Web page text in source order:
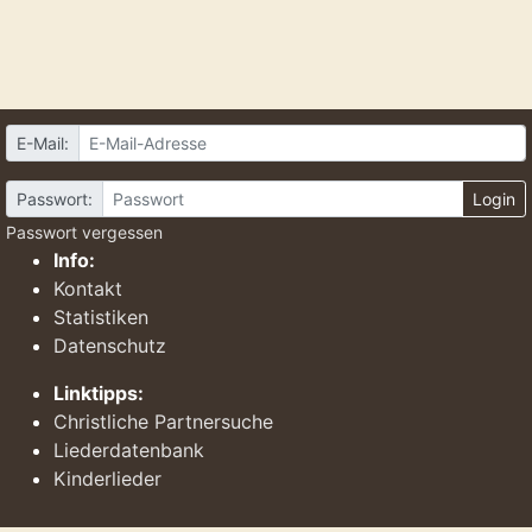
E-Mail:
Passwort:
Login
Passwort vergessen
Info:
Kontakt
Statistiken
Datenschutz
Linktipps:
Christliche Partnersuche
Liederdatenbank
Kinderlieder